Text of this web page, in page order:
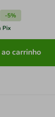
-5%
Pix
carrinho